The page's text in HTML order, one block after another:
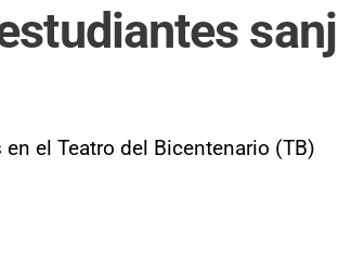
el Teatro del Bicentenario (TB)